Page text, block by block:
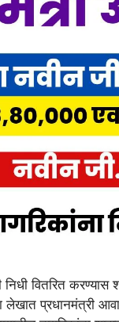
वितरित करण्यास
प्रधानमंत्री